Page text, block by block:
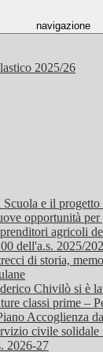
navigazione
2025/26
Scuola e il
opportunità
agricoli
dell'a.s. 2025/
di storia,
Chivilò si è
classi prime –
Accoglienza
civile
2026-27